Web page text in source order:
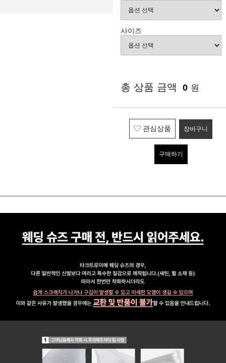
사이즈
총 상품 금액 0 원
관심상품 장바구니
구매하기